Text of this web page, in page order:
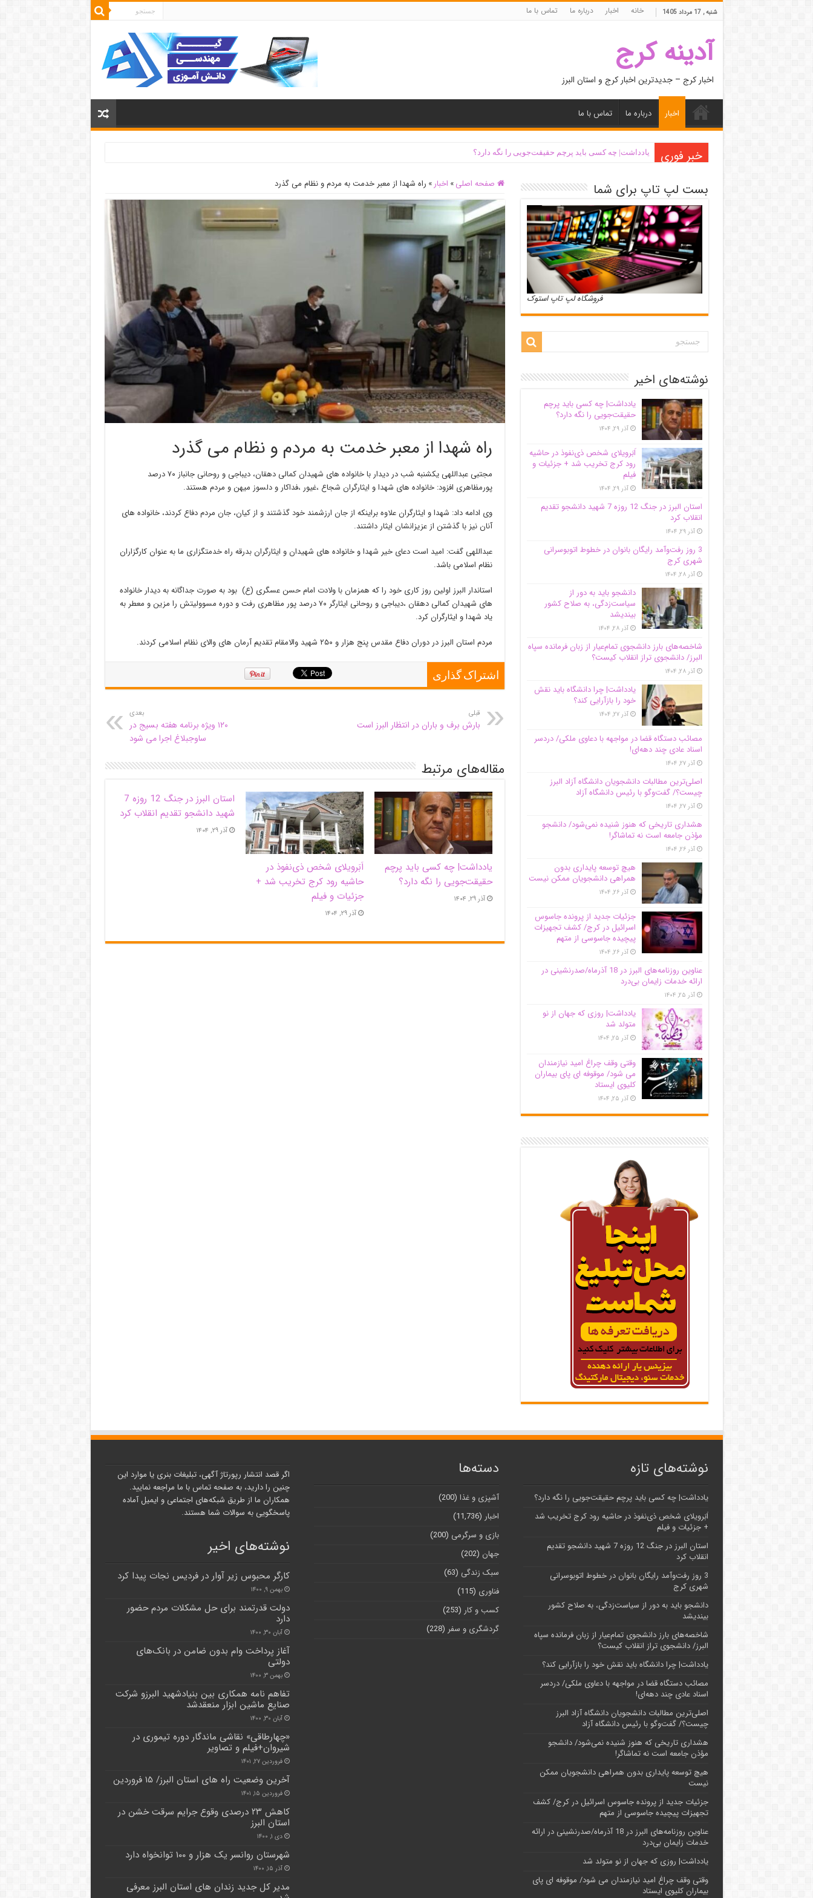
شنبه , 17 مرداد 1405 خانه اخبار درباره ما تماس با ما
آدینه کرج
اخبار کرج – جدیدترین اخبار کرج و استان البرز
اخبار درباره ما تماس با ما
خبر فوری یادداشت| ‌چه کسی باید پرچم حقیقت‌جویی را نگه دارد؟
صفحه اصلی » اخبار » راه شهدا از معبر خدمت به مردم و نظام می گذرد
راه شهدا از معبر خدمت به مردم و نظام می گذرد
مجتبی عبداللهی یکشنبه شب در دیدار با خانواده های شهیدان کمالی دهقان، دیباجی و روحانی جانباز ۷۰ درصد
پورمظاهری افزود: خانواده های شهدا و ایثارگران شجاع ،غیور ،فداکار و دلسوز میهن و مردم هستند.
وی ادامه داد: شهدا و ایثارگران علاوه براینکه از جان ارزشمند خود گذشتند و از کیان، جان مردم دفاع کردند، خانواده های
آنان نیز با گذشتن از عزیزانشان ایثار داشتند.
عبداللهی گفت: امید است دعای خیر شهدا و خانواده های شهیدان و ایثارگران بدرقه راه خدمتگزاری ما به عنوان کارگزاران
نظام اسلامی باشد.
استاندار البرز اولین روز کاری خود را که همزمان با ولادت امام حسن عسگری (ع) بود به صورت جداگانه به دیدار خانواده
های شهیدان کمالی دهقان ،دیباجی و روحانی ایثارگر ۷۰ درصد پور مظاهری رفت و دوره مسوولیتش را مزین و معطر به
یاد شهدا و ایثارگران کرد.
مردم استان البرز در دوران دفاع مقدس پنج هزار و ۲۵۰ شهید والامقام تقدیم آرمان های والای نظام اسلامی کردند.
اشتراک گذاری
قبلی
بارش برف و باران در انتظار البرز است
بعدی
۱۲۰ ویژه برنامه هفته بسیج در
ساوجبلاغ اجرا می شود
مقاله‌های مرتبط
یادداشت| ‌چه کسی باید پرچم
حقیقت‌جویی را نگه دارد؟
آذر ۲۹, ۱۴۰۴
اَبَر‌ویلای شخص ذی‌نفوذ در
حاشیه‌ رود کرج تخریب شد +
جزئیات و فیلم
آذر ۲۹, ۱۴۰۴
استان البرز در جنگ 12 روزه 7
شهید دانشجو تقدیم انقلاب کرد
آذر ۲۹, ۱۴۰۴
بست لپ تاپ برای شما
فروشگاه لپ تاپ استوک
نوشته‌های اخیر
یادداشت| ‌چه کسی باید پرچم
حقیقت‌جویی را نگه دارد؟
آذر ۲۹, ۱۴۰۴
اَبَر‌ویلای شخص ذی‌نفوذ در حاشیه‌
رود کرج تخریب شد + جزئیات و
فیلم
آذر ۲۹, ۱۴۰۴
استان البرز در جنگ 12 روزه 7 شهید دانشجو تقدیم
انقلاب کرد
آذر ۲۹, ۱۴۰۴
3 روز رفت‌وآمد رایگان بانوان در خطوط اتوبوسرانی
شهری کرج
آذر ۲۸, ۱۴۰۴
دانشجو باید به دور از
سیاست‌زدگی، به صلاح کشور
بیندیشد
آذر ۲۸, ۱۴۰۴
شاخصه‌های بارز دانشجوی تمام‌عیار از زبان فرمانده سپاه
البرز/ دانشجوی تراز انقلاب کیست؟
آذر ۲۸, ۱۴۰۴
یادداشت| چرا دانشگاه باید نقش
خود را بازآرایی کند؟
آذر ۲۷, ۱۴۰۴
مصائب دستگاه قضا در مواجهه با دعاوی ملکی/ دردسر
اسناد عادی چند‌ دهه‌ای!
آذر ۲۷, ۱۴۰۴
اصلی‌ترین مطالبات دانشجویان دانشگاه آزاد البرز
چیست؟/ گفت‌وگو با رئیس دانشگاه آز‌اد
آذر ۲۷, ۱۴۰۴
هشداری تاریخی که هنوز شنیده نمی‌شود/ دانشجو
مؤذن جامعه است نه تماشاگر!
آذر ۲۶, ۱۴۰۴
هیچ توسعه پایداری بدون
همراهی دانشجویان ممکن نیست
آذر ۲۶, ۱۴۰۴
جزئیات جدید از پرونده جاسوس
اسرائیل در کرج/‌ کشف تجهیزات
پیچیده جاسوسی از متهم
آذر ۲۶, ۱۴۰۴
عناوین روزنامه‌های البرز در ‌18 آذرماه/صدرنشینی در
ارائه خدمات زایمان بی‌درد
آذر ۲۵, ۱۴۰۴
یادداشت| روزی که جهان از نو
متولد شد
آذر ۲۵, ۱۴۰۴
وقتی وقف چراغ امید نیازمندان
می شود/ موقوفه ای پای بیماران
کلیوی ایستاد
آذر ۲۵, ۱۴۰۴
نوشته‌های تازه
یادداشت| ‌چه کسی باید پرچم حقیقت‌جویی را نگه دارد؟
اَبَر‌ویلای شخص ذی‌نفوذ در حاشیه‌ رود کرج تخریب شد
+ جزئیات و فیلم
استان البرز در جنگ 12 روزه 7 شهید دانشجو تقدیم
انقلاب کرد
3 روز رفت‌وآمد رایگان بانوان در خطوط اتوبوسرانی
شهری کرج
دانشجو باید به دور از سیاست‌زدگی، به صلاح کشور
بیندیشد
شاخصه‌های بارز دانشجوی تمام‌عیار از زبان فرمانده سپاه
البرز/ دانشجوی تراز انقلاب کیست؟
یادداشت| چرا دانشگاه باید نقش خود را بازآرایی کند؟
مصائب دستگاه قضا در مواجهه با دعاوی ملکی/ دردسر
اسناد عادی چند‌ دهه‌ای!
اصلی‌ترین مطالبات دانشجویان دانشگاه آزاد البرز
چیست؟/ گفت‌وگو با رئیس دانشگاه آز‌اد
هشداری تاریخی که هنوز شنیده نمی‌شود/ دانشجو
مؤذن جامعه است نه تماشاگر!
هیچ توسعه پایداری بدون همراهی دانشجویان ممکن
نیست
جزئیات جدید از پرونده جاسوس اسرائیل در کرج/‌ کشف
تجهیزات پیچیده جاسوسی از متهم
عناوین روزنامه‌های البرز در ‌18 آذرماه/صدرنشینی در ارائه
خدمات زایمان بی‌درد
یادداشت| روزی که جهان از نو متولد شد
وقتی وقف چراغ امید نیازمندان می شود/ موقوفه ای پای
بیماران کلیوی ایستاد
دسته‌ها
آشپزی و غذا (200)
اخبار (11,736)
بازی و سرگرمی (200)
جهان (202)
سبک زندگی (63)
فناوری (115)
کسب و کار (253)
گردشگری و سفر (228)
اگر قصد انتشار رپورتاژ آگهی، تبلیغات بنری یا موارد این
چنین را دارید، به صفحه تماس با ما مراجعه نمایید.
همکاران ما از طریق شبکه‌های اجتماعی و ایمیل آماده
پاسخگویی به سوالات شما هستند.
نوشته‌های اخیر
کارگر محبوس زیر آوار در فردیس نجات پیدا کرد
بهمن ۹, ۱۴۰۰
دولت قدرتمند برای حل مشکلات مردم حضور
دارد
آبان ۳۰, ۱۴۰۰
آغاز پرداخت وام بدون ضامن در بانک‌های
دولتی
بهمن ۳, ۱۴۰۰
تفاهم نامه همکاری بین بنیادشهید البرزو شرکت
صنایع ماشین ابزار منعقدشد
آبان ۳۰, ۱۴۰۰
«چهارطاقی» نقاشی ماندگار دوره تیموری در
شیروان+فیلم و تصاویر
فروردین ۲۷, ۱۴۰۱
آخرین وضعیت راه های استان البرز/ ۱۵ فروردین
فروردین ۱۵, ۱۴۰۱
کاهش ۲۳ درصدی وقوع جرایم سرقت خشن در
استان البرز
دی ۱, ۱۴۰۰
شهرستان روانسر یک هزار و ۱۰۰ توانخواه دارد
آذر ۱۵, ۱۴۰۰
مدیر کل جدید زندان های استان البرز معرفی